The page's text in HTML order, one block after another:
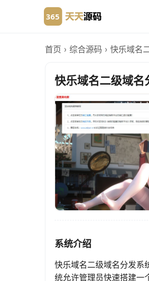
首页 › 综合源码 › 快乐域名
快乐域名二级域名
系统介绍
快乐域名二级域名分发系
统允许管理员快速搭建一